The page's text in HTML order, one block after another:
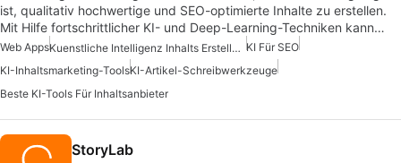
ist, qualitativ hochwertige und SEO-optimierte Inhalte zu erstellen.
Mit Hilfe fortschrittlicher KI- und Deep-Learning-Techniken kann…
Web Apps Kuenstliche Intelligenz Inhalts Erstellungs Apps KI Für SEO
KI-Inhaltsmarketing-ToolsKI-Artikel-Schreibwerkzeuge
Beste KI-Tools Für Inhaltsanbieter
StoryLab